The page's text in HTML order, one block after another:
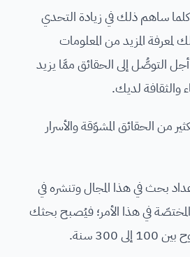
كلما ساهم ذلك في زيادة التحدي
لمعرفة المزيد من المعلومات
التوصُّل إلى الحقائق ممَّا يزيد
والثقافة لديك.
من الحقائق المشوّقة والأسرار
بحث في هذا المجال وتنشره في
في هذا الأمر؛ فيُصبح بحثك
300 سنة.